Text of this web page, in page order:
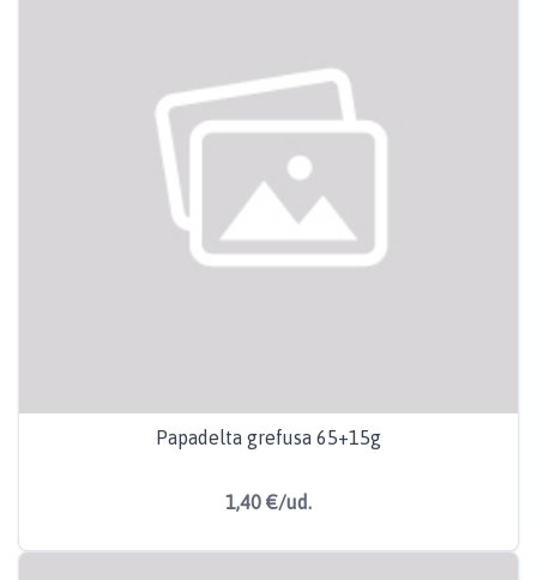
Papadelta grefusa 65+15g
1,40 €/ud.